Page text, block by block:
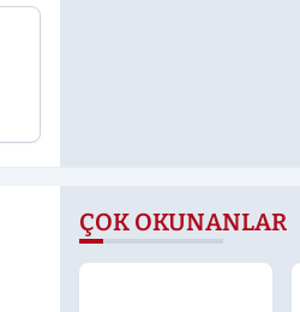
ÇOK OKUNANLAR